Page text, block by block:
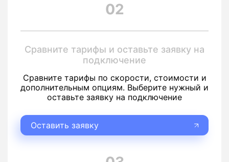
02
Сравните тарифы и оставьте заявку на
подключение
Сравните тарифы по скорости, стоимости и
дополнительным опциям. Выберите нужный и
оставьте заявку на подключение
Оставить заявку